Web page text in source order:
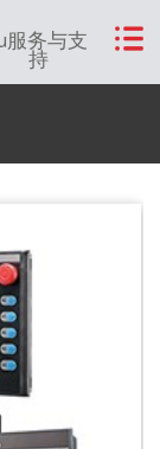
服务与支
持